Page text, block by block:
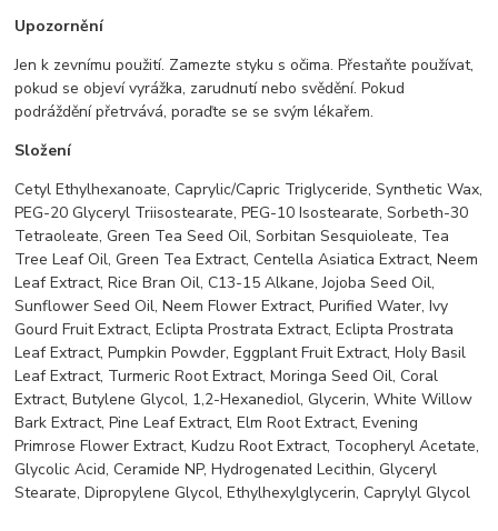
Upozornění
Jen k zevnímu použití. Zamezte styku s očima. Přestaňte používat,
pokud se objeví vyrážka, zarudnutí nebo svědění. Pokud
podráždění přetrvává, poraďte se se svým lékařem.
Složení
Cetyl Ethylhexanoate, Caprylic/Capric Triglyceride, Synthetic Wax,
PEG-20 Glyceryl Triisostearate, PEG-10 Isostearate, Sorbeth-30
Tetraoleate, Green Tea Seed Oil, Sorbitan Sesquioleate, Tea
Tree Leaf Oil, Green Tea Extract, Centella Asiatica Extract, Neem
Leaf Extract, Rice Bran Oil, C13-15 Alkane, Jojoba Seed Oil,
Sunflower Seed Oil, Neem Flower Extract, Purified Water, Ivy
Gourd Fruit Extract, Eclipta Prostrata Extract, Eclipta Prostrata
Leaf Extract, Pumpkin Powder, Eggplant Fruit Extract, Holy Basil
Leaf Extract, Turmeric Root Extract, Moringa Seed Oil, Coral
Extract, Butylene Glycol, 1,2-Hexanediol, Glycerin, White Willow
Bark Extract, Pine Leaf Extract, Elm Root Extract, Evening
Primrose Flower Extract, Kudzu Root Extract, Tocopheryl Acetate,
Glycolic Acid, Ceramide NP, Hydrogenated Lecithin, Glyceryl
Stearate, Dipropylene Glycol, Ethylhexylglycerin, Caprylyl Glycol